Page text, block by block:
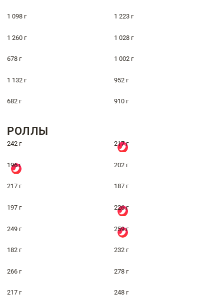
1 098 г 1 223 г
1 260 г 1 028 г
678 г 1 002 г
1 132 г 952 г
682 г 910 г
РОЛЛЫ
242 г 217 г
196 г 202 г
217 г 187 г
197 г 226 г
249 г 259 г
182 г 232 г
266 г 278 г
217 г 248 г